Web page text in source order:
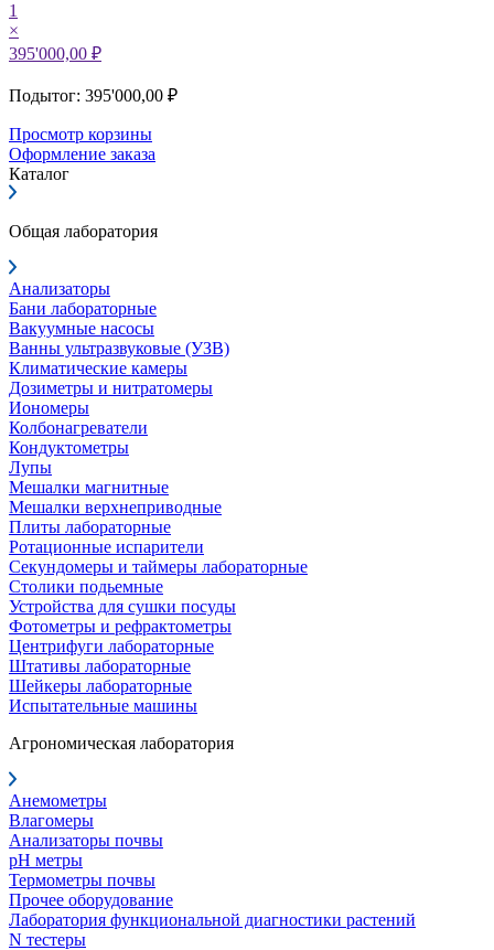
1
×
395'000,00 ₽
Подытог: 395'000,00 ₽
Просмотр корзины
Оформление заказа
Каталог
Общая лаборатория
Анализаторы
Бани лабораторные
Вакуумные насосы
Ванны ультразвуковые (УЗВ)
Климатические камеры
Дозиметры и нитратомеры
Иономеры
Колбонагреватели
Кондуктометры
Лупы
Мешалки магнитные
Мешалки верхнеприводные
Плиты лабораторные
Ротационные испарители
Секундомеры и таймеры лабораторные
Столики подьемные
Устройства для сушки посуды
Фотометры и рефрактометры
Центрифуги лабораторные
Штативы лабораторные
Шейкеры лабораторные
Испытательные машины
Агрономическая лаборатория
Анемометры
Влагомеры
Анализаторы почвы
pH метры
Термометры почвы
Прочее оборудование
Лаборатория функциональной диагностики растений
N тестеры